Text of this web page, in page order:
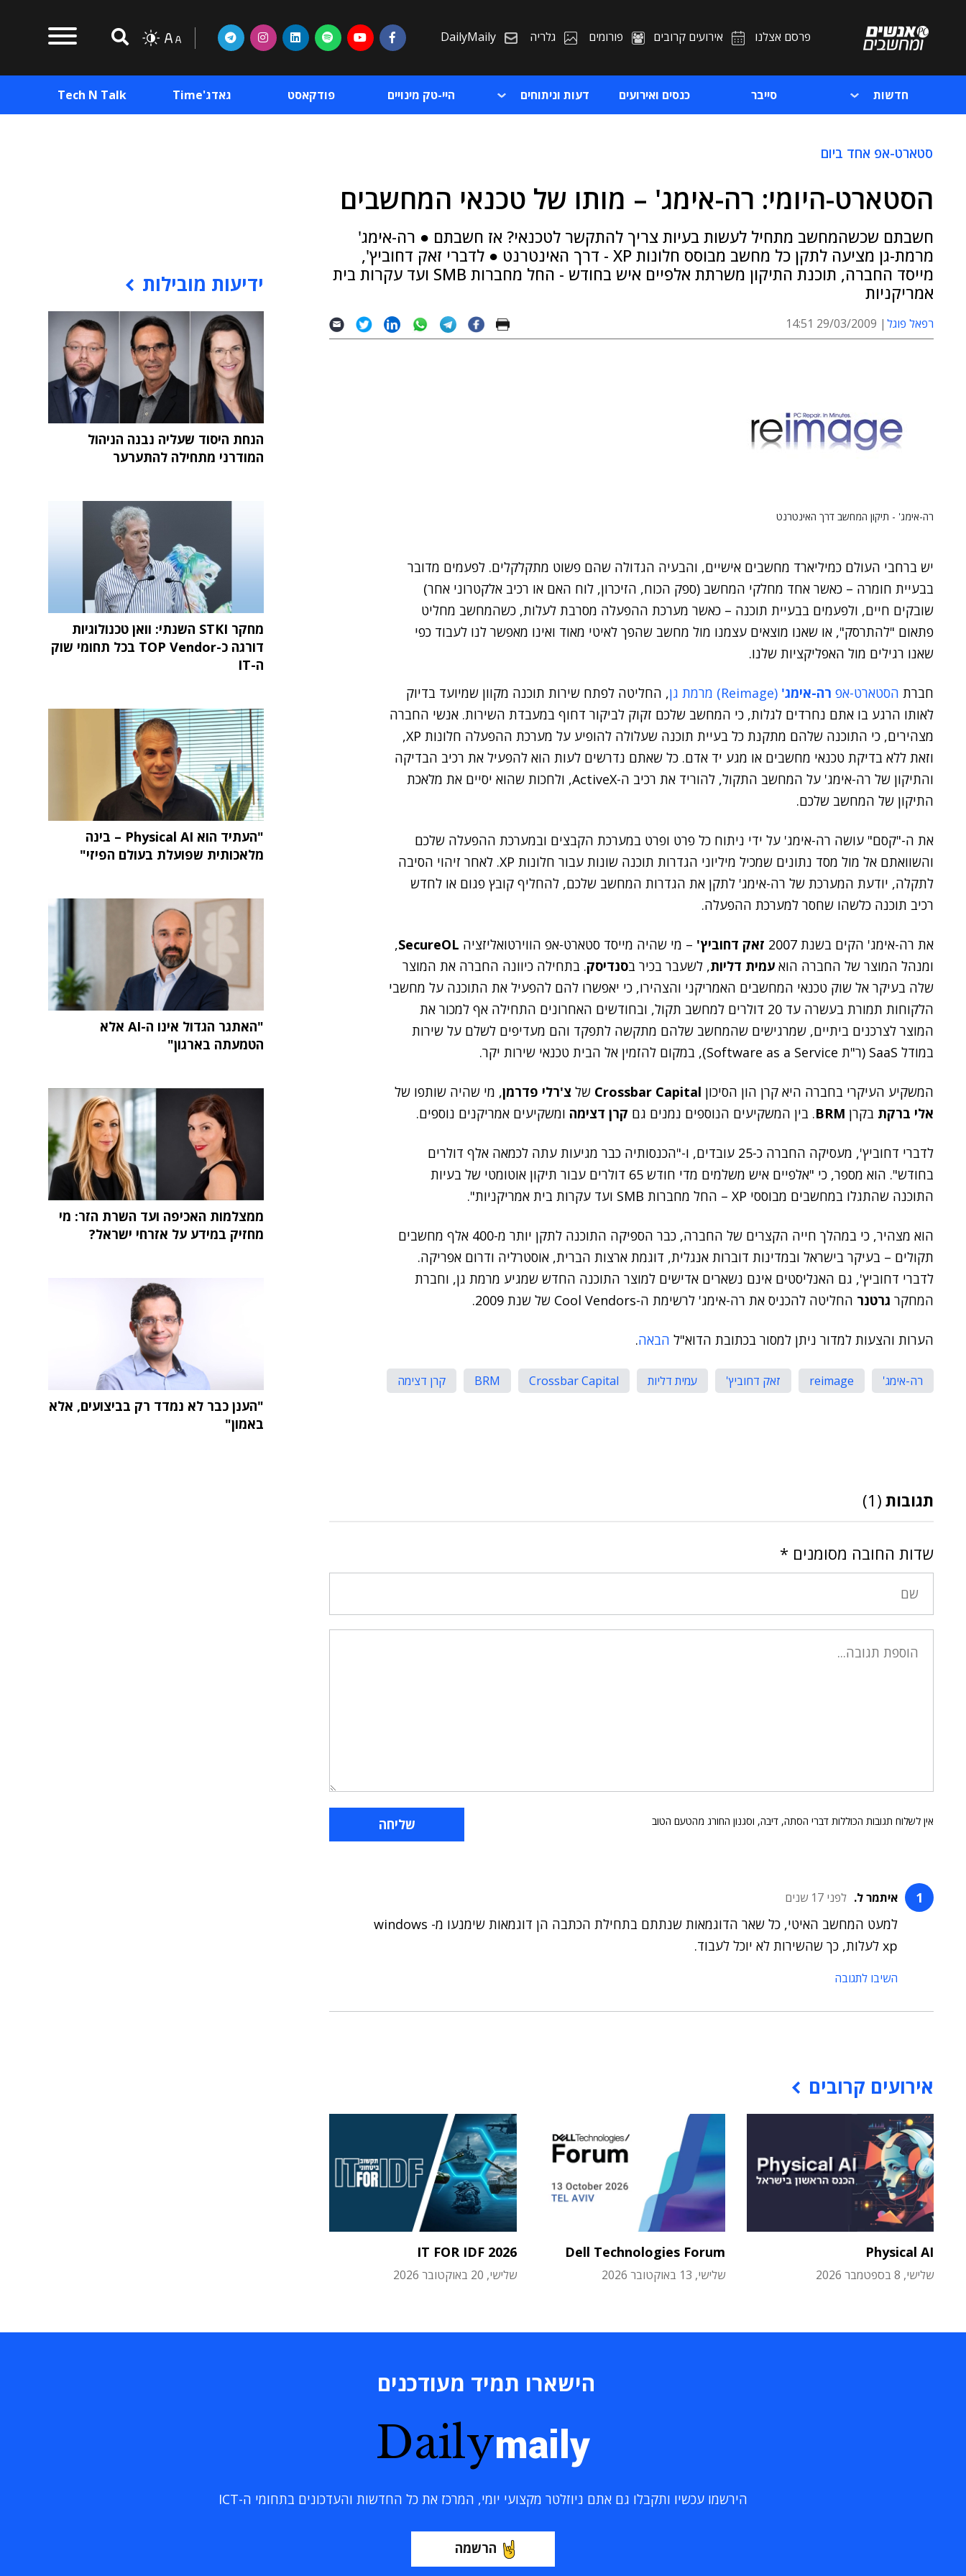
פרסם אצלנו אירועים קרובים פורומים גלריה DailyMaily
חדשות סייבר כנסים ואירועים דעות וניתוחים היי-טק מינויים פודקאסט גאדג'Time Tech N Talk
סטארט-אפ אחד ביום
הסטארט-היומי: רה-אימג' – מותו של טכנאי המחשבים
חשבתם שכשהמחשב מתחיל לעשות בעיות צריך להתקשר לטכנאי? אז חשבתם ● רה-אימג'
מרמת-גן מציעה לתקן כל מחשב מבוסס חלונות XP - דרך האינטרנט ● לדברי זאק דחוביץ',
מייסד החברה, תוכנת התיקון משרתת אלפיים איש בחודש - החל מחברות SMB ועד עקרות בית
אמריקניות
רפאל פוגל 29/03/2009 14:51
רה-אימג' - תיקון המחשב דרך האינטרנט
יש ברחבי העולם כמיליארד מחשבים אישיים, והבעיה הגדולה שהם פשוט מתקלקלים. לפעמים מדובר
בבעיית חומרה – כאשר אחד מחלקי המחשב (ספק הכוח, הזיכרון, לוח האם או רכיב אלקטרוני אחר)
שובקים חיים, ולפעמים בבעיית תוכנה – כאשר מערכת ההפעלה מסרבת לעלות, כשהמחשב מחליט
פתאום "להתרסק", או שאנו מוצאים עצמנו מול מחשב שהפך לאיטי מאוד ואינו מאפשר לנו לעבוד כפי
שאנו רגילים מול האפליקציות שלנו.
חברת הסטארט-אפ רה-אימג' (Reimage) מרמת גן
, החליטה לפתח שירות תוכנה מקוון שמיועד בדיוק
לאותו הרגע בו אתם נחרדים לגלות, כי המחשב שלכם זקוק לביקור דחוף במעבדת השירות. אנשי החברה
מצהירים, כי התוכנה שלהם מתקנת כל בעיית תוכנה שעלולה להופיע על מערכת ההפעלה חלונות XP,
וזאת ללא בדיקת טכנאי מחשבים או מגע יד אדם. כל שאתם נדרשים לעות הוא להפעיל את רכיב הבדיקה
והתיקון של רה-אימג' על המחשב התקול, להוריד את רכיב ה-ActiveX, ולחכות שהוא יסיים את מלאכת
התיקון של המחשב שלכם.
את ה-"קסם" עושה רה-אימג' על ידי ניתוח כל פרט ופרט במערכת הקבצים ובמערכת ההפעלה שלכם
והשוואתם אל מול מסד נתונים שמכיל מיליוני הגדרות תוכנה שונות עבור חלונות XP. לאחר זיהוי הסיבה
לתקלה, יודעת המערכת של רה-אימג' לתקן את הגדרות המחשב שלכם, להחליף קובץ פגום או לחדש
רכיב תוכנה כלשהו שחסר למערכת ההפעלה.
את רה-אימג' הקים בשנת 2007 זאק דחוביץ' – מי שהיה מייסד סטארט-אפ הווירטואליזציה SecureOL
,
ומנהל המוצר של החברה הוא עמית דליות, לשעבר בכיר בסנדיסק. בתחילה כיוונה החברה את המוצר
שלה בעיקר אל שוק טכנאי המחשבים האמריקני והצהירו, כי יאפשרו להם להפעיל את התוכנה על מחשבי
הלקוחות תמורת בעשרה עד 20 דולרים למחשב תקול, ובחודשים האחרונים התחילה אף למכור את
המוצר לצרכנים ביתיים, שמרגישים שהמחשב שלהם מתקשה לתפקד והם מעדיפים לשלם על שירות
במודל SaaS (ר"ת Software as a Service), במקום להזמין אל הבית טכנאי שירות יקר.
המשקיע העיקרי בחברה היא קרן הון הסיכון Crossbar Capital של צ'רלי פדרמן, מי שהיה שותפו של
אלי ברקת בקרן BRM. בין המשקיעים הנוספים נמנים גם קרן דצימה ומשקיעים אמריקנים נוספים.
לדברי דחוביץ', מעסיקה החברה כ-25 עובדים, ו-"הכנסותיה כבר מגיעות עתה לכמאה אלף דולרים
בחודש". הוא מספר, כי "אלפיים איש משלמים מדי חודש 65 דולרים עבור תיקון אוטומטי של בעיות
התוכנה שהתגלו במחשבים מבוססי XP – החל מחברות SMB ועד עקרות בית אמריקניות".
הוא מצהיר, כי במהלך חייה הקצרים של החברה, כבר הספיקה התוכנה לתקן יותר מ-400 אלף מחשבים
תקולים – בעיקר בישראל ובמדינות דוברות אנגלית, דוגמת ארצות הברית, אוסטרליה ודרום אפריקה.
לדברי דחוביץ', גם האנליסטים אינם נשארים אדישים למוצר התוכנה החדש שמגיע מרמת גן, וחברת
המחקר גרטנר החליטה להכניס את רה-אימג' לרשימת ה-Cool Vendors של שנת 2009.
הערות והצעות למדור ניתן למסור בכתובת הדוא"ל הבאה.
רה-אימג' reimage זאק דחוביץ' עמית דליות Crossbar Capital
BRM קרן דצימה
תגובות (1)
שדות החובה מסומנים *
אין לשלוח תגובות הכוללות דברי הסתה, דיבה, וסגנון החורג מהטעם הטוב
איתמר ל. לפני 17 שנים
למעט המחשב האיטי, כל שאר הדוגמאות שנתתם בתחילת הכתבה הן דוגמאות שימנעו מ- windows
xp לעלות, כך שהשירות לא יוכל לעבוד.
השיבו לתגובה
אירועים קרובים
Physical AI
שלישי, 8 בספטמבר 2026
Dell Technologies Forum
שלישי, 13 באוקטובר 2026
IT FOR IDF 2026
שלישי, 20 באוקטובר 2026
ידיעות מובילות
הנחת היסוד שעליה נבנה הניהול
המודרני מתחילה להתערער
מחקר STKI השנתי: וואן טכנולוגיות
דורגה כ-TOP Vendor בכל תחומי שוק
ה-IT
"העתיד הוא Physical AI – בינה
מלאכותית שפועלת בעולם הפיזי"
"האתגר הגדול אינו ה-AI אלא
הטמעתה בארגון"
ממצלמות האכיפה ועד השרת הזר: מי
מחזיק במידע על אזרחי ישראל?
"הענן כבר לא נמדד רק בביצועים, אלא
באמון"
הישארו תמיד מעודכנים
Dailymaily
הירשמו עכשיו ותקבלו גם אתם ניוזלטר מקצועי יומי, המרכז את כל החדשות והעדכונים בתחומי ה-ICT
הרשמה